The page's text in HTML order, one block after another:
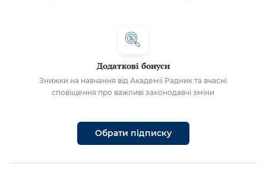
Додаткові бонуси
Знижки на навчання від Академії Радник та вчасні
сповіщення про важливі законодавчі зміни
Обрати підписку